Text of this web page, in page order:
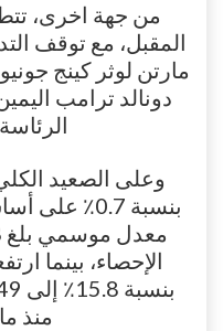
من جهة اخرى،
المقبل، مع توقف
مارتن لوثر كينج
دونالد ترامب
وعلى الصعيد
بنسبة 0.7٪
الإحصاء، بينما
منذ